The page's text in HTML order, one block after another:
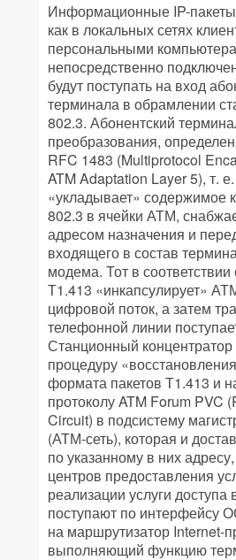
Информационные IP-
как в локальных сетях
персональными
непосредственно
будут поступать на вход
терминала в обрамлении
802.3. Абонентский
преобразования,
RFC 1483 (Multiprotocol
ATM Adaptation Layer 5), т.
«укладывает» содержимое
802.3 в ячейки АТМ,
адресом назначения и
входящего в состав
модема. Тот в
Т1.413 «инкапсулирует»
цифровой поток, а затем
телефонной линии
Станционный
процедуру
формата пакетов Т1.413 и
протоколу ATM Forum PVC
Circuit) в подсистему
(АТМ-сеть), которая и
по указанному в них
центров предоставления
реализации услуги доступа
поступают по интерфейсу
на маршрутизатор Internet-
выполняющий функцию